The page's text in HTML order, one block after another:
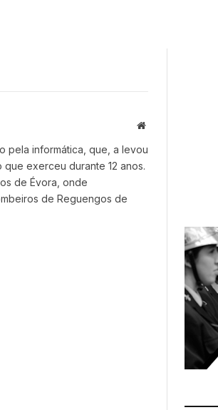
Website
pela informática, que, a levou
exerceu durante 12 anos.
de Évora, onde
de Reguengos de